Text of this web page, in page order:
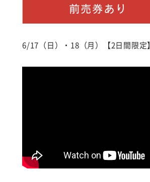
6/17（日）・18（月）【2日間限定】